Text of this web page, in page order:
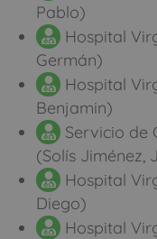
Pablo)
Hospital
Germán)
Hospital
Benjamin)
Servicio de
(Solís Jiménez,
Hospital
Diego)
Hospital